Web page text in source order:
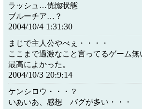
ラッシュ…恍惚状態
ブルーチア…？
2004/10/4 1:31:30
まじで主人公やべぇ・・・・
ここまで過激なこと言ってるゲーム無
最高によかった。
2004/10/3 20:9:14
ケンシロウ・・・？
いあいあ、感想 バグが多い・・・